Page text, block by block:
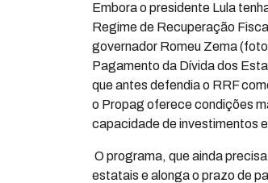
Embora o presidente Lula
Regime de Recuperação
governador Romeu Zema
Pagamento da Dívida dos
que antes defendia o RRF
o Propag oferece condições
capacidade de investimentos
O programa, que ainda
estatais e alonga o prazo de